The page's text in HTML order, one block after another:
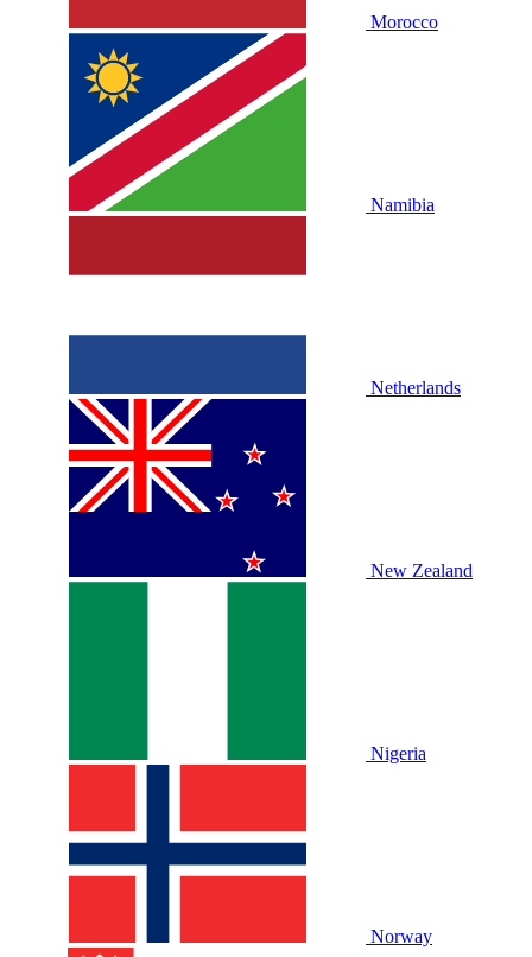
Morocco
Namibia
Netherlands
New Zealand
Nigeria
Norway